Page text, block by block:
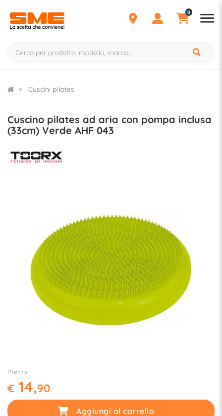
0
Cuscini pilates
Cuscino pilates ad aria con pompa inclusa
(33cm) Verde AHF 043
Prezzo
€ 14,90
Aggiungi al carrello